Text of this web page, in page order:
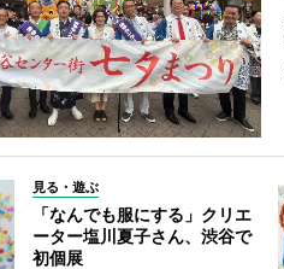
見る・遊ぶ
「なんでも服にする」クリエ
ーター塩川夏子さん、渋谷で
初個展